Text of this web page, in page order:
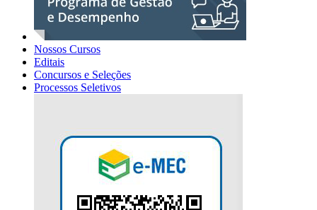
Nossos Cursos
Editais
Concursos e Seleções
Processos Seletivos